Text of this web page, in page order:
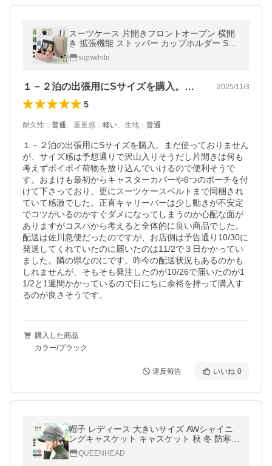
スーツケース 片開きフロントオープン 横開
き 拡張機能 ストッパー カップホルダー Sサ
イズ 機内持ち込み Mサイズ スーツケース フ
ロントオープン 多機能
signwhite
１－２泊の出張用にSサイズを購入。まだ… 2025/11/3
5
耐久性 ： 普通、 重量感 ： 軽い、 生地 ： 普通
１－２泊の出張用にSサイズを購入。まだ使っておりません
が、サイズ感は予想通りで沢山入りそうだし片開きは何も
考えずポイポイ荷物を放り込んでいけるので便利そうで
す。おまけも最初からキャスターカバーや6つのポーチを付
けて下さっており、更にスーツケースベルトまで同梱され
ていて感激でした。正直キャリーバーは少し動きが不安定
でコツがいるのかすぐダメになってしまうのか心配な面が
ありますがコスパから考えると全体的に良い商品でした。
配送は佐川急便だったのですが、お店側は予告通り10/30に
発送してくれていたのに届いたのは11/2で３日かかってい
ました。隣の県なのにです。昨今の配送状況もあるのかも
しれませんが、そもそも発注したのが10/26で届いたのが1
1/2と1週間かかっているので日にちに余裕を持って購入す
るのが良さそうです。
購入した商品
カラー/ブラック
違反報告 いいね 0
帽子 レディース 大きいサイズ AWシャイニ
ングキャスケット キャスケット 秋 冬 防寒対
策に 秋冬 SALE セール
QUEENHEAD